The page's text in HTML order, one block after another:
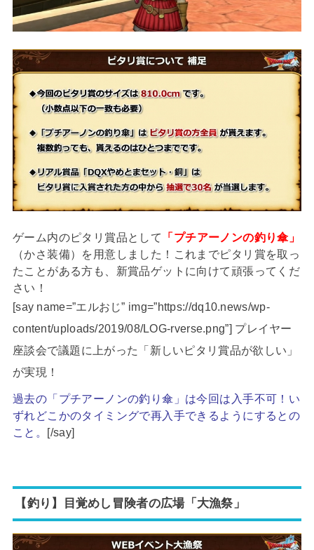
ゲーム内のピタリ賞品として
「プチアーノンの釣り傘」
（かさ装備）を用意しました！これまでピタリ賞を取っ
たことがある方も、新賞品ゲットに向けて頑張ってくだ
さい！
[say name=”エルおじ” img=”https://dq10.news/wp-
content/uploads/2019/08/LOG-rverse.png”] プレイヤー
座談会で議題に上がった「新しいピタリ賞品が欲しい」
が実現！
過去の「プチアーノンの釣り傘」は今回は入手不可！い
ずれどこかのタイミングで再入手できるようにするとの
こと。 [/say]
【釣り】目覚めし冒険者の広場「大漁祭」